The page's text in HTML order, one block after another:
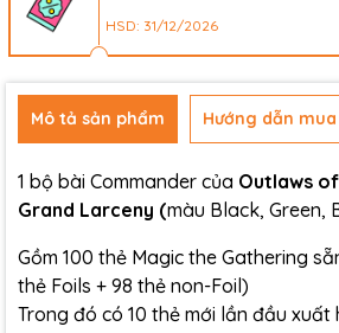
HSD: 31/12/2026
Mô tả sản phẩm Hướng dẫn
1 bộ bài Commander của Outlaws
Grand Larceny (màu Black, Green,
Gồm 100 thẻ Magic the Gathering
thẻ Foils + 98 thẻ non-Foil)
Trong đó có 10 thẻ mới lần đầu xuất